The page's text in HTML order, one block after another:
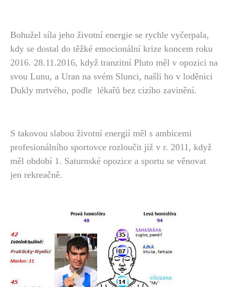
Bohužel síla jeho životní energie se rychle vyčerpala,
kdy se dostal do těžké emocionální krize koncem roku
2016. 28.11.2016, když tranzitní Pluto měl v opozici na
svou Lunu, a Uran na svém Slunci, našli ho v loděnici
Dukly mrtvého, podle lékařů bez cizího zavinění.
S takovou slabou životní energií měl s ambicemi
profesionálního sportovce rozloučit již v r. 2011, když
měl období 1. Saturnské opozice a sportu se věnovat
jen rekreačně.